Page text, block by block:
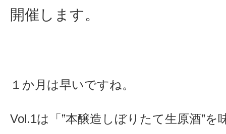
開催します。
１か月は早いですね。
Vol.1は「”本醸造しぼりたて生原酒”を